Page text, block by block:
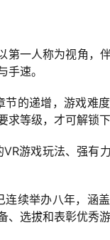
一人称为视角，
速。
的递增，游戏难
等级，才可解锁下
游戏玩法、强有
续举办八年，涵
选拔和表彰优秀游